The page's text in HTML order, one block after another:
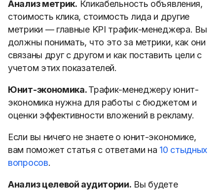
Анализ метрик. Кликабельность объявления,
стоимость клика, стоимость лида и другие
метрики — главные KPI трафик-менеджера. Вы
должны понимать, что это за метрики, как они
связаны друг с другом и как поставить цели с
учетом этих показателей.
Юнит-экономика.Трафик-менеджеру юнит-
экономика нужна для работы с бюджетом и
оценки эффективности вложений в рекламу.
Если вы ничего не знаете о юнит-экономике,
вам поможет статья с ответами на 10 стыдных
вопросов.
Анализ целевой аудитории. Вы будете